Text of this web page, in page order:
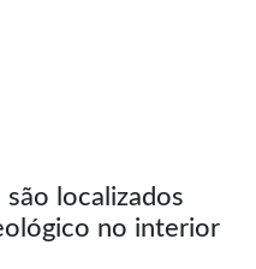
localizados
no interior